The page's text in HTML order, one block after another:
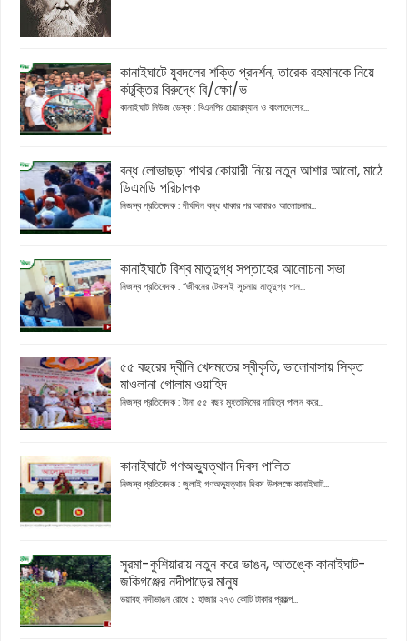
কানাইঘাটে যুবদলের শক্তি প্রদর্শন, তারেক রহমানকে নিয়ে
কটূক্তির বিরুদ্ধে বি/ক্ষো/ভ
কানাইঘাট নিউজ ডেস্ক : বিএনপির চেয়ারম্যান ও বাংলাদেশের...
বন্ধ লোভাছড়া পাথর কোয়ারী নিয়ে নতুন আশার আলো, মাঠে
ডিএমডি পরিচালক
নিজস্ব প্রতিবেদক : দীর্ঘদিন বন্ধ থাকার পর আবারও আলোচনার...
কানাইঘাটে বিশ্ব মাতৃদুগ্ধ সপ্তাহের আলোচনা সভা
নিজস্ব প্রতিবেদক : “জীবনের টেকসই সূচনায় মাতৃদুগ্ধ পান...
৫৫ বছরের দ্বীনি খেদমতের স্বীকৃতি, ভালোবাসায় সিক্ত
মাওলানা গোলাম ওয়াহিদ
নিজস্ব প্রতিবেদক : টানা ৫৫ বছর মুহতামিমের দায়িত্ব পালন করে...
কানাইঘাটে গণঅভ্যুত্থান দিবস পালিত
নিজস্ব প্রতিবেদক : জুলাই গণঅভ্যুত্থান দিবস উপলক্ষে কানাইঘাট...
সুরমা-কুশিয়ারায় নতুন করে ভাঙন, আতঙ্কে কানাইঘাট-
জকিগঞ্জের নদীপাড়ের মানুষ
ভয়াবহ নদীভাঙন রোধে ১ হাজার ২৭৩ কোটি টাকার প্রকল্প...